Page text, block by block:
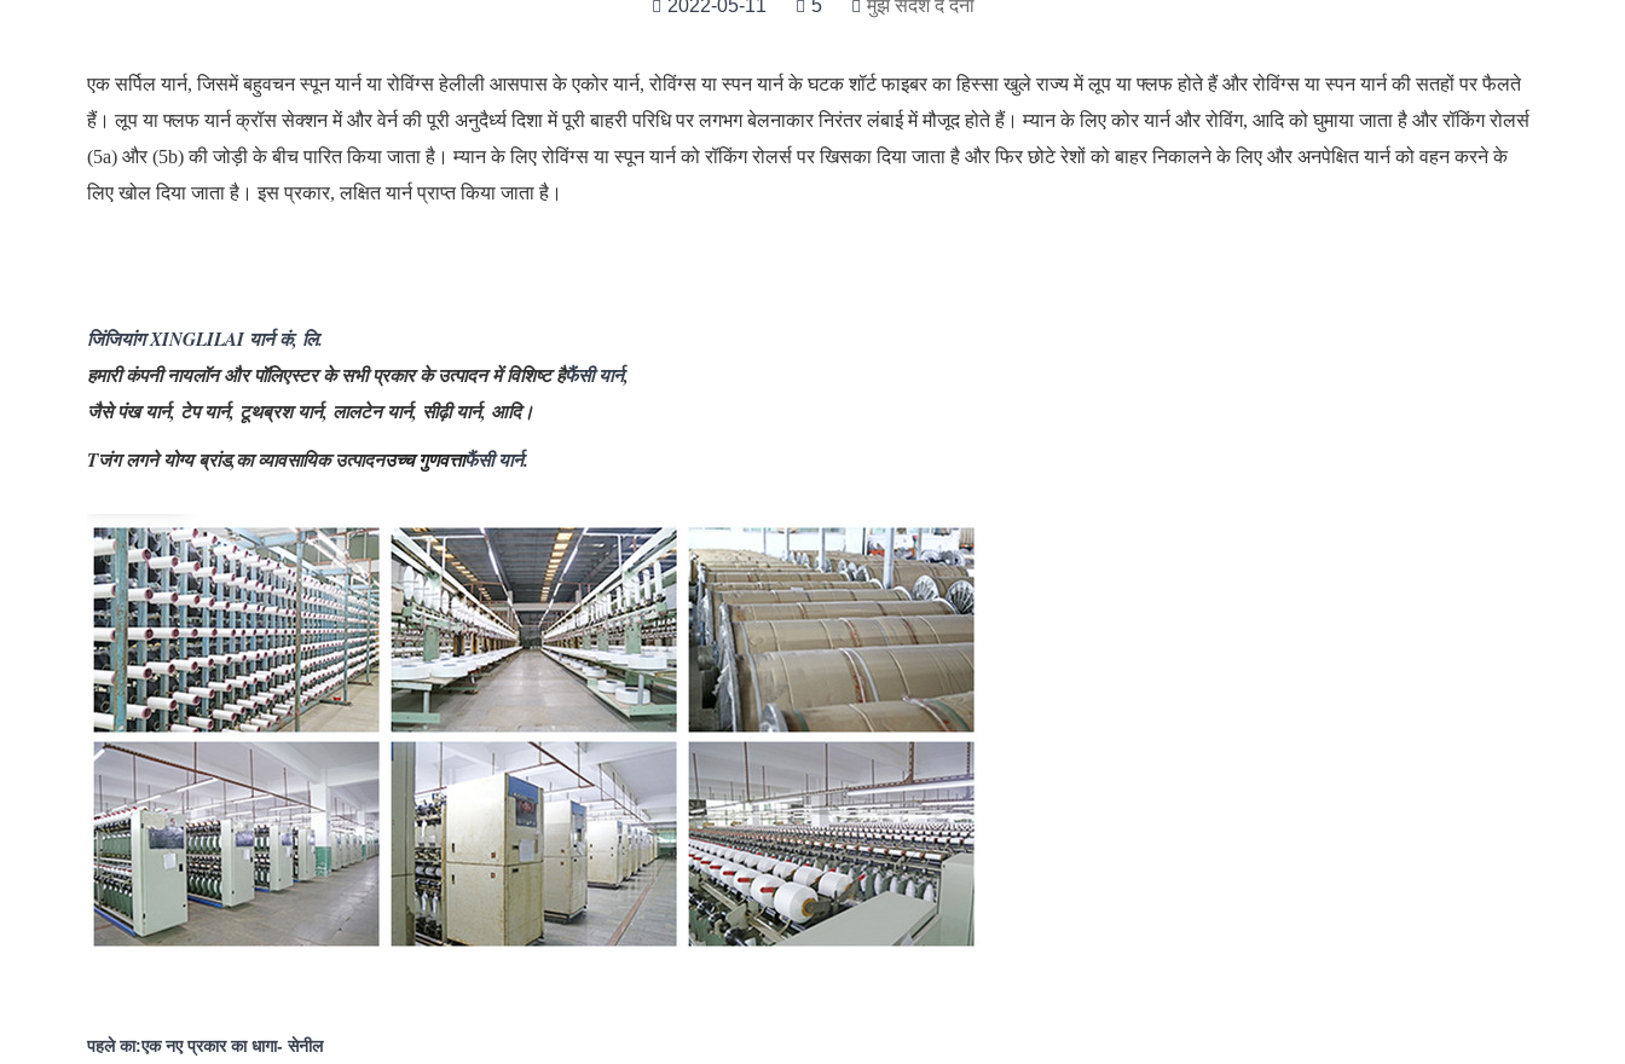
2022-05-11 5 मुझे संदेश दे देना
एक सर्पिल यार्न, जिसमें बहुवचन स्पून यार्न या रोविंग्स हेलीली आसपास के एकोर यार्न, रोविंग्स या स्पन यार्न के घटक शॉर्ट फाइबर का हिस्सा खुले राज्य में लूप या फ्लफ होते हैं और रोविंग्स या स्पन यार्न की सतहों पर फैलते
हैं। लूप या फ्लफ यार्न क्रॉस सेक्शन में और वेर्न की पूरी अनुदैर्ध्य दिशा में पूरी बाहरी परिधि पर लगभग बेलनाकार निरंतर लंबाई में मौजूद होते हैं। म्यान के लिए कोर यार्न और रोविंग, आदि को घुमाया जाता है और रॉकिंग रोलर्स
(5a) और (5b) की जोड़ी के बीच पारित किया जाता है। म्यान के लिए रोविंग्स या स्पून यार्न को रॉकिंग रोलर्स पर खिसका दिया जाता है और फिर छोटे रेशों को बाहर निकालने के लिए और अनपेक्षित यार्न को वहन करने के
लिए खोल दिया जाता है। इस प्रकार, लक्षित यार्न प्राप्त किया जाता है।
जिंजियांग XINGLILAI यार्न कं, लि.
हमारी कंपनी नायलॉन और पॉलिएस्टर के सभी प्रकार के उत्पादन में विशिष्ट हैफैंसी यार्न,
जैसे पंख यार्न, टेप यार्न, टूथब्रश यार्न, लालटेन यार्न, सीढ़ी यार्न, आदि।
Tजंग लगने योग्य ब्रांड,का व्यावसायिक उत्पादनउच्च गुणवत्ताफैंसी यार्न.
पहले का:एक नए प्रकार का धागा- सेनील